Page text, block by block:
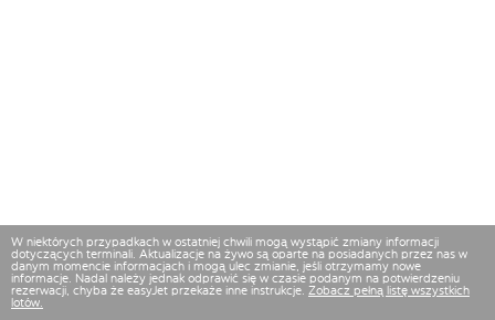
W niektórych przypadkach w ostatniej chwili mogą wystąpić zmiany informacji
dotyczących terminali. Aktualizacje na żywo są oparte na posiadanych przez nas w
danym momencie informacjach i mogą ulec zmianie, jeśli otrzymamy nowe
informacje. Nadal należy jednak odprawić się w czasie podanym na potwierdzeniu
rezerwacji, chyba że easyJet przekaże inne instrukcje. Zobacz pełną listę wszystkich
lotów.